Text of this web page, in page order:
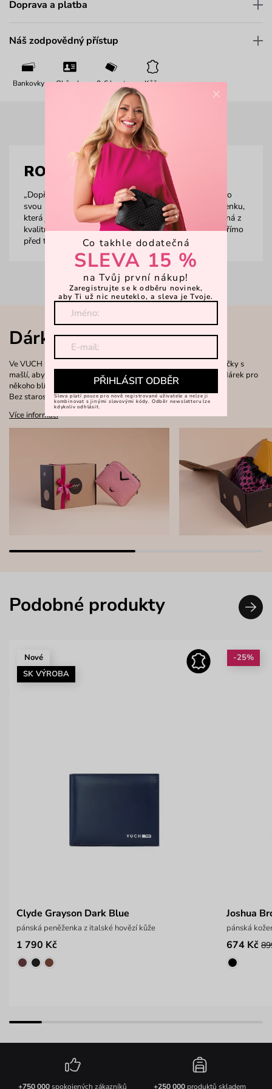
Doprava a platba
Náš zodpovědný přístup
Bankovky Občanka 0-6 karet Kůže
ROYAL COLLECTION
„Dopřej si kvalitu a styl vždy, když sáhneš do kapsy pro
svou peněženku z Royal Collection. Představ si peněženku,
která je lehká, praktická, naprosto nadčasová a vyrobená z
kvalitní kůže. Teď otevři oči a přestaň snít, protože je přímo
před tebou."
Dárkové balení
Ve VUCH balíme každou objednávku do krásné dárkové krabičky s
mašlí, aby rozbalování bylo radostí, ať už pro sebe nebo jako dárek pro
někoho blízkého.
Bez starostí s balením.
Více informací
Podobné produkty
Nové
SK VÝROBA
Clyde Grayson Dark Blue
pánská peněženka z italské hovězí kůže
1 790 Kč
-25%
Joshua
pánská
674 Kč
+750 000spokojených zákazníků +250 000produktů skladem
×
Co takhle dodatečná
SLEVA 15 %
na Tvůj první nákup!
Zaregistrujte se k odběru novinek,
aby Ti už nic neuteklo, a sleva je Tvoje.
PŘIHLÁSIT ODBĚR
Sleva platí pouze pro nově registrované uživatele a nelze ji
kombinovat s jinými slevovými kódy. Odběr newsletteru lze
kdykoliv odhlásit.